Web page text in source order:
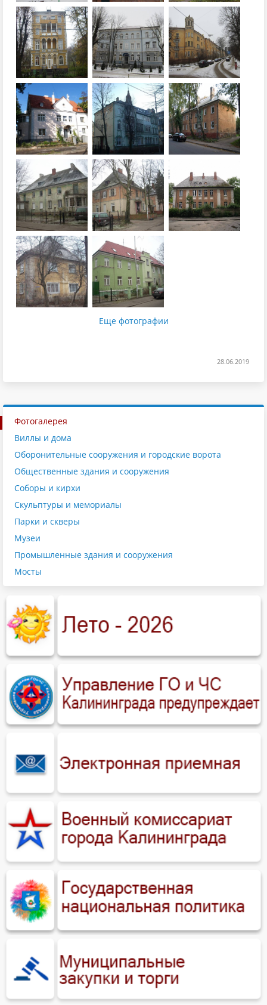
Еще фотографии
28.06.2019
Фотогалерея
Виллы и дома
Оборонительные сооружения и городские ворота
Общественные здания и сооружения
Соборы и кирхи
Скульптуры и мемориалы
Парки и скверы
Музеи
Промышленные здания и сооружения
Мосты